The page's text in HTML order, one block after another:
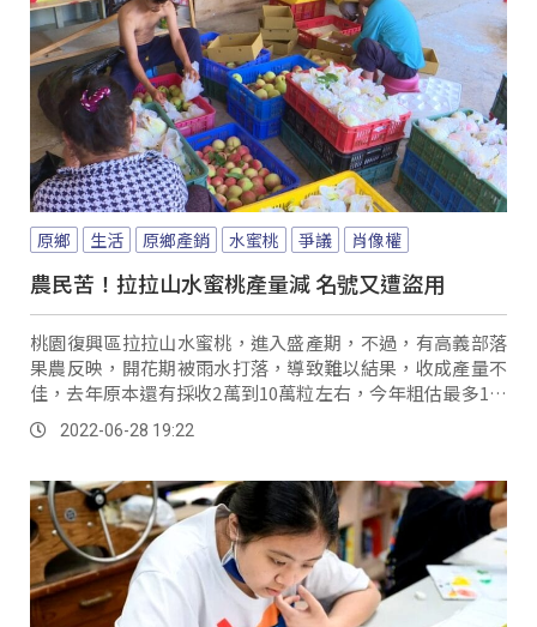
原鄉 生活 原鄉產銷 水蜜桃 爭議 肖像權
農民苦！拉拉山水蜜桃產量減 名號又遭盜用
桃園復興區拉拉山水蜜桃，進入盛產期，不過，有高義部落
果農反映，開花期被雨水打落，導致難以結果，收成產量不
佳，去年原本還有採收2萬到10萬粒左右，今年粗估最多1萬
粒，整體收成減少一半以上。
2022-06-28 19:22